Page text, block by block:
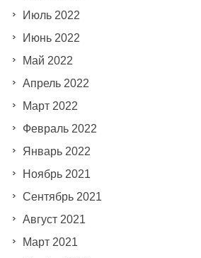
Июль 2022
Июнь 2022
Май 2022
Апрель 2022
Март 2022
Февраль 2022
Январь 2022
Ноябрь 2021
Сентябрь 2021
Август 2021
Март 2021